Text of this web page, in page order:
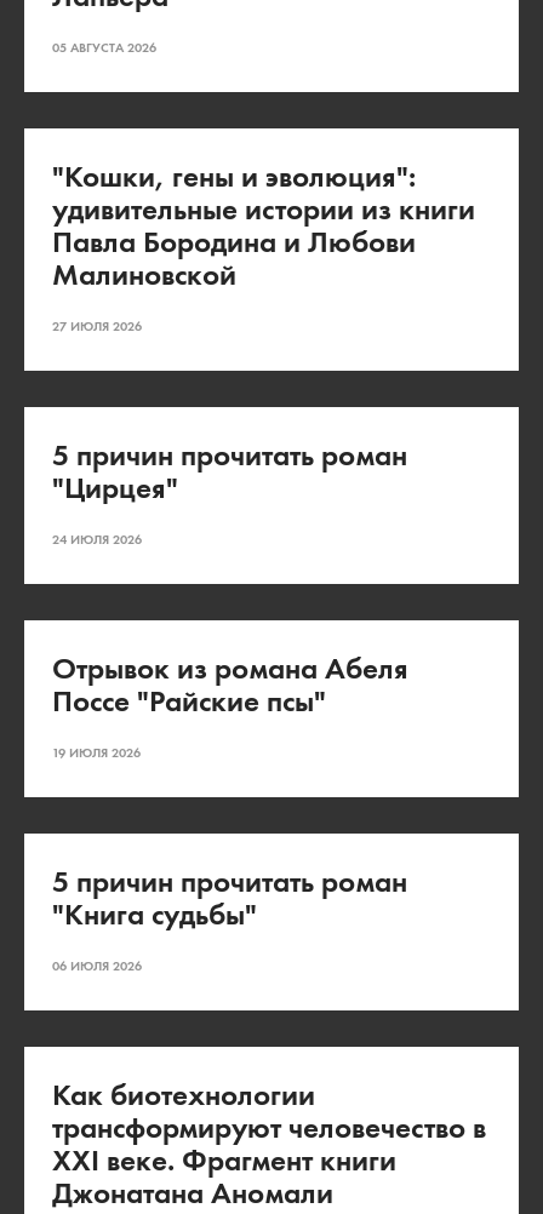
05 АВГУСТА 2026
"Кошки, гены и эволюция":
удивительные истории из книги
Павла Бородина и Любови
Малиновской
27 ИЮЛЯ 2026
5 причин прочитать роман
"Цирцея"
24 ИЮЛЯ 2026
Отрывок из романа Абеля
Поссе "Райские псы"
19 ИЮЛЯ 2026
5 причин прочитать роман
"Книга судьбы"
06 ИЮЛЯ 2026
Как биотехнологии
трансформируют человечество в
XXI веке. Фрагмент книги
Джонатана Аномали